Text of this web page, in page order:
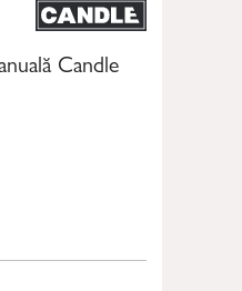
Candle